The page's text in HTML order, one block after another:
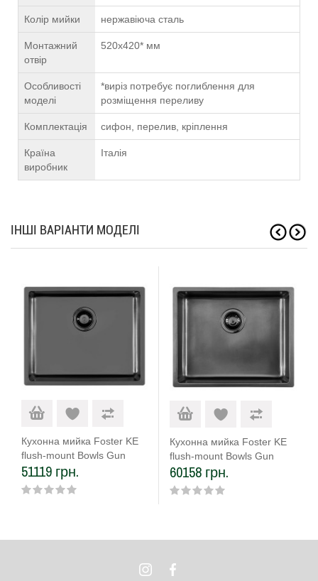
Колір мийки нержавіюча сталь
Монтажний
отвір
520х420* мм
Особливості
моделі
*виріз потребує поглиблення для
розміщення переливу
Комплектація сифон, перелив, кріплення
Країна
виробник
Італія
ІНШІ ВАРІАНТИ МОДЕЛІ
Кухонна мийка Foster KE
flush-mount Bowls Gun
Metal 54х44 2155 056
51119 грн.
Кухонна мийка Foster KE
flush-mount Bowls Gun
Metal 54х44 2155 086
60158 грн.